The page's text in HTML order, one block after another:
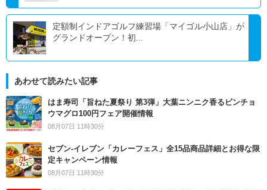
定額制インドアゴルフ練習場「マイゴル小山店」が
グランドオープン！初...
あわせて読みたい記事
はま寿司「旨ねた夏祭り 第3弾」大葉ニンニク香るビンチョ
ウマグロ100円フェア開催情報
08月07日 11時30分
セブン‐イレブン「カレーフェス」全15品商品詳細とお得な限
定キャンペーン情報
08月07日 11時30分